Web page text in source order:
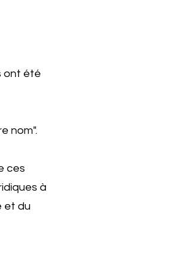
ont été
nom".
ces
à
et du